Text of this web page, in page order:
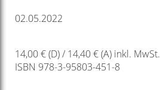
02.05.2022
14,00 € (D) / 14,40 € (A) inkl. MwSt.
ISBN 978-3-95803-451-8